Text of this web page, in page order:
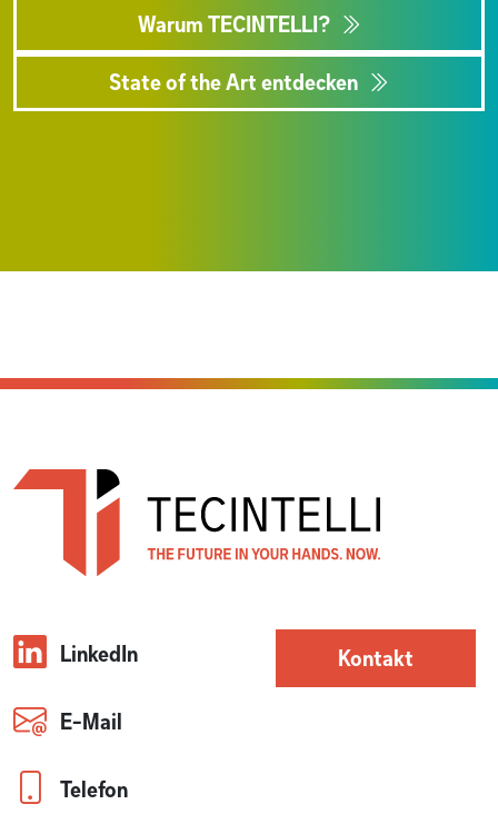
Warum TECINTELLI?
State of the Art entdecken
LinkedIn
E-Mail
Telefon
Kontakt